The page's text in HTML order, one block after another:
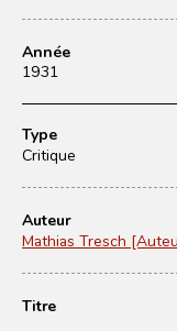
Année
1931
Type
Critique
Auteur
Mathias Tresch
Titre